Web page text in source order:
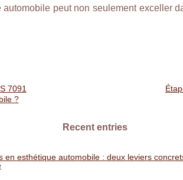
peut non seulement exceller
7091
?
Recent entries
en esthétique automobile : deux leviers